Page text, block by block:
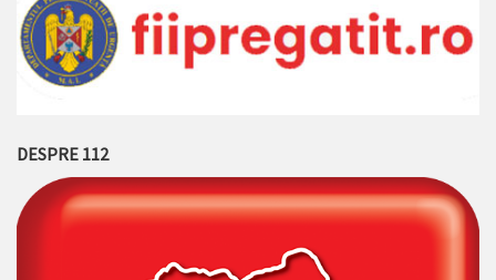
DESPRE 112